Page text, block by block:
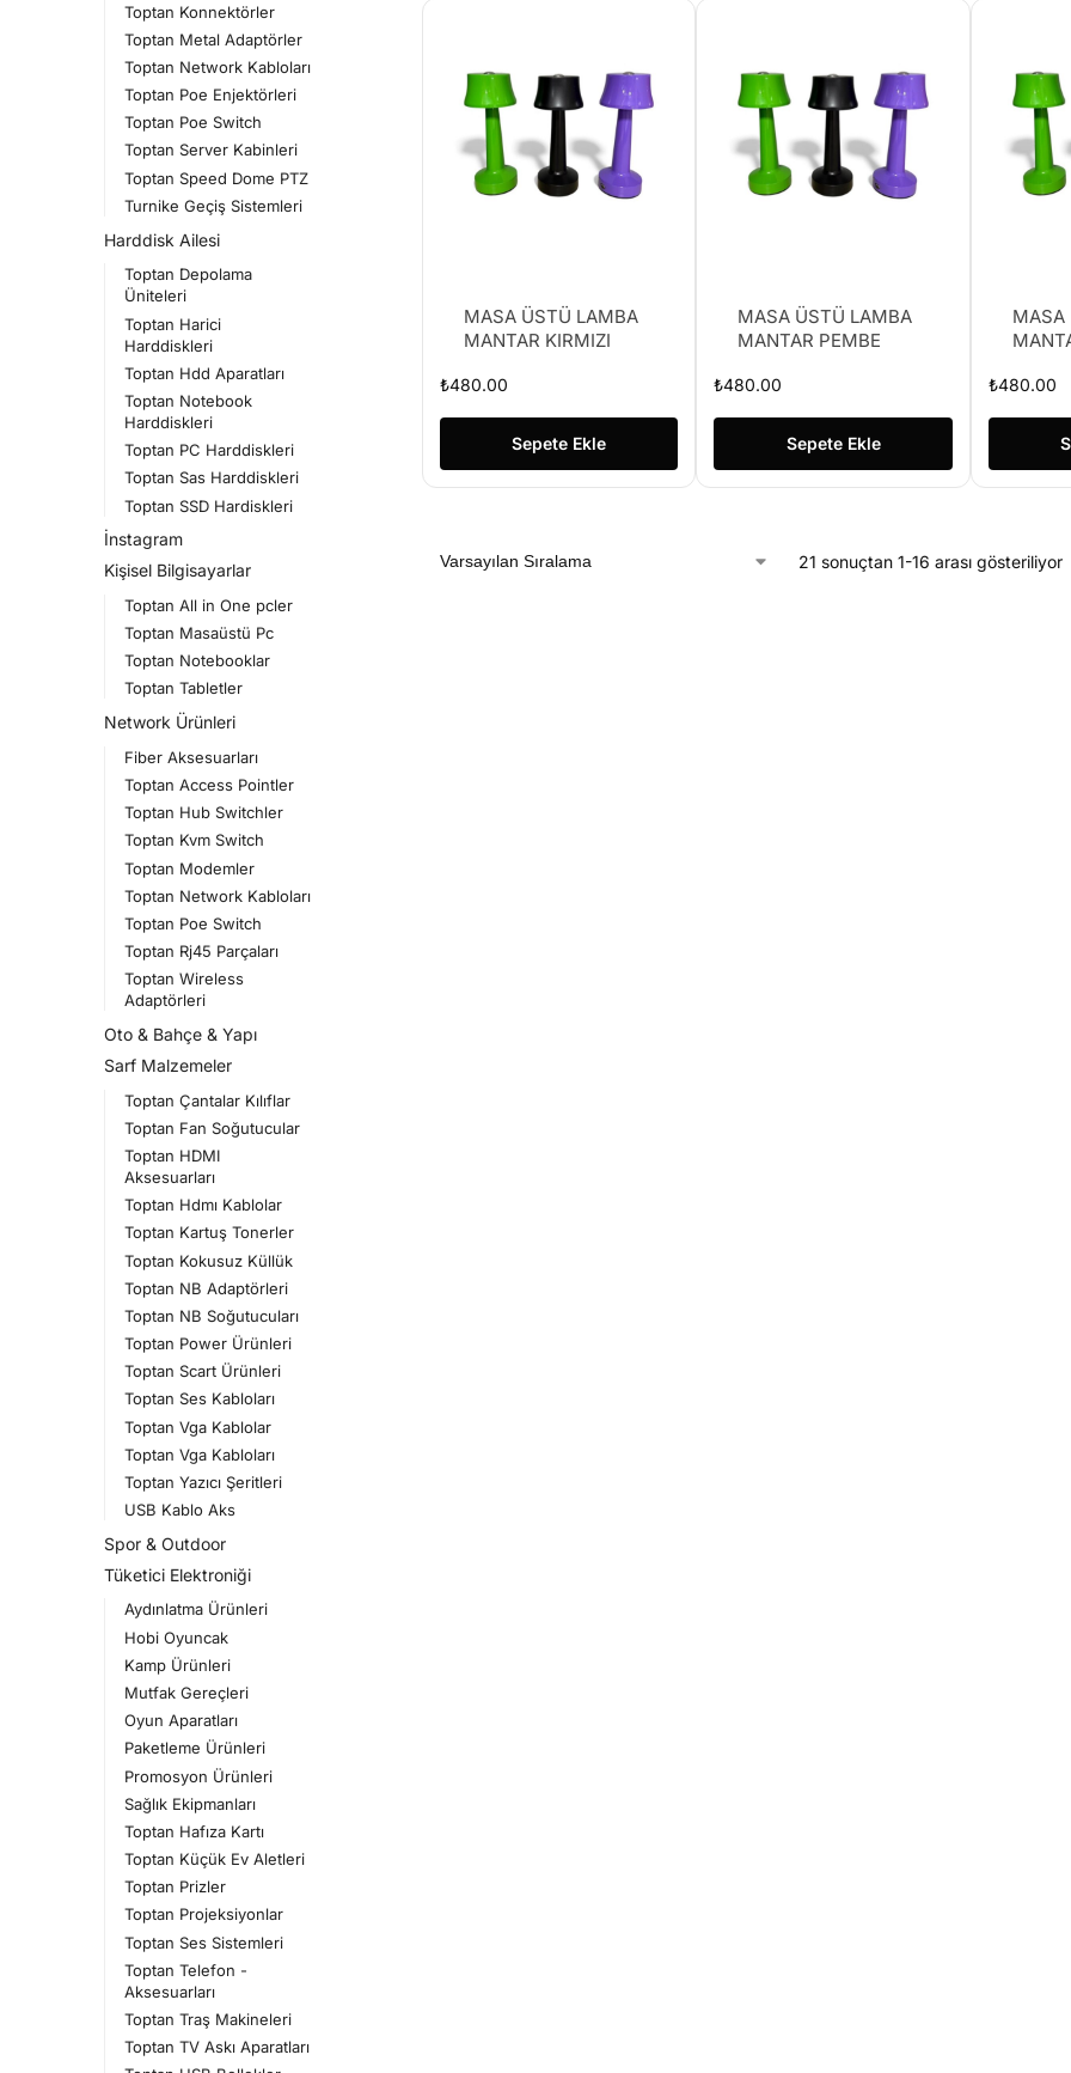
MASA ÜSTÜ LAMBA
MANTAR KIRMIZI
₺480.00
Sepete Ekle
MASA ÜSTÜ LAMBA
MANTAR PEMBE
₺480.00
Sepete Ekle
MASA
₺480.00
21 sonuçtan 1-16 arası gösteriliyor
Toptan Konnektörler
Toptan Metal Adaptörler
Toptan Network Kabloları
Toptan Poe Enjektörleri
Toptan Poe Switch
Toptan Server Kabinleri
Toptan Speed Dome PTZ
Turnike Geçiş Sistemleri
Harddisk Ailesi
Toptan Depolama
Üniteleri
Toptan Harici
Harddiskleri
Toptan Hdd Aparatları
Toptan Notebook
Harddiskleri
Toptan PC Harddiskleri
Toptan Sas Harddiskleri
Toptan SSD Hardiskleri
İnstagram
Kişisel Bilgisayarlar
Toptan All in One pcler
Toptan Masaüstü Pc
Toptan Notebooklar
Toptan Tabletler
Network Ürünleri
Fiber Aksesuarları
Toptan Access Pointler
Toptan Hub Switchler
Toptan Kvm Switch
Toptan Modemler
Toptan Network Kabloları
Toptan Poe Switch
Toptan Rj45 Parçaları
Toptan Wireless
Adaptörleri
Oto & Bahçe & Yapı
Sarf Malzemeler
Toptan Çantalar Kılıflar
Toptan Fan Soğutucular
Toptan HDMI
Aksesuarları
Toptan Hdmı Kablolar
Toptan Kartuş Tonerler
Toptan Kokusuz Küllük
Toptan NB Adaptörleri
Toptan NB Soğutucuları
Toptan Power Ürünleri
Toptan Scart Ürünleri
Toptan Ses Kabloları
Toptan Vga Kablolar
Toptan Vga Kabloları
Toptan Yazıcı Şeritleri
USB Kablo Aks
Spor & Outdoor
Tüketici Elektroniği
Aydınlatma Ürünleri
Hobi Oyuncak
Kamp Ürünleri
Mutfak Gereçleri
Oyun Aparatları
Paketleme Ürünleri
Promosyon Ürünleri
Sağlık Ekipmanları
Toptan Hafıza Kartı
Toptan Küçük Ev Aletleri
Toptan Prizler
Toptan Projeksiyonlar
Toptan Ses Sistemleri
Toptan Telefon -
Aksesuarları
Toptan Traş Makineleri
Toptan TV Askı Aparatları